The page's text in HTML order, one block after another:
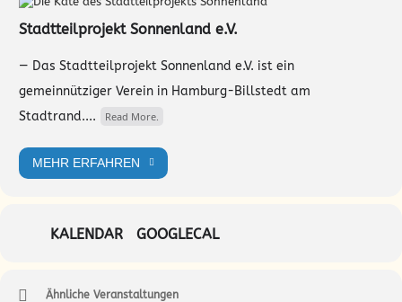
Stadtteilprojekt Sonnenland e.V.
— Das Stadtteilprojekt Sonnenland e.V. ist ein
gemeinnütziger Verein in Hamburg-Billstedt am
Stadtrand....
Read More.
MEHR ERFAHREN
KALENDAR GOOGLECAL
Ähnliche Veranstaltungen